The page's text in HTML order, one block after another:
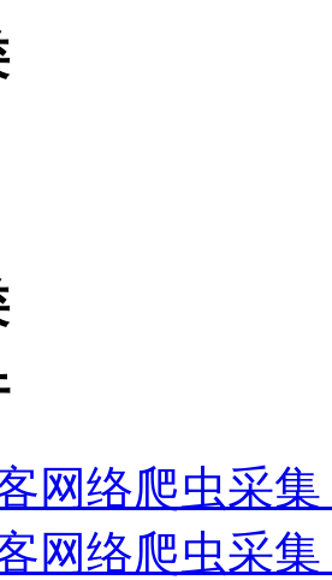
网络爬虫采
网络爬虫采